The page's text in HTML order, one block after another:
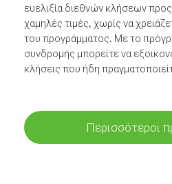
ευελιξία διεθνών κλήσεων
χαμηλές τιμές, χωρίς να
του προγράμματος. Με το
συνδρομής μπορείτε να
κλήσεις που ήδη
Περισσότεροι